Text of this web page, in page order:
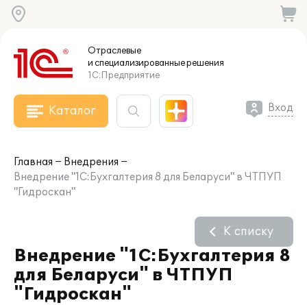
Отраслевые
и специализированныерешения
1С:Предприятие
Каталог Вход
Главная
Внедрения
Внедрение "1С:Бухгалтерия 8 для Беларуси" в ЧТПУП
"Гидроскан"
Внедрение "1С:Бухгалтерия 8
для Беларуси" в ЧТПУП
"Гидроскан"
К списку